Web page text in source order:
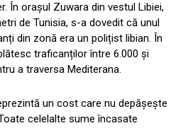
În orașul Zuwara din vestul Libiei,
de Tunisia, s-a dovedit că unul
din zonă era un polițist libian. În
traficanților între 6.000 și
a traversa Mediterana.
un cost care nu depășește
celelalte sume încasate